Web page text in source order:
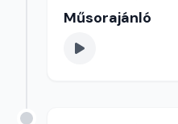
Műsorajánló